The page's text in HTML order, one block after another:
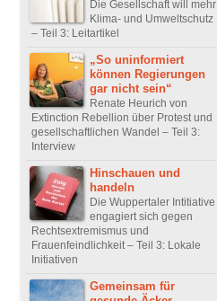
Die Gesellschaft will mehr
Klima- und Umweltschutz
– Teil 3: Leitartikel
„So uninformiert
können Regierungen
gar nicht sein“
Renate Heurich von
Extinction Rebellion über Protest und
gesellschaftlichen Wandel – Teil 3:
Interview
Hinschauen und
handeln
Die Wuppertaler Intitiative
engagiert sich gegen
Rechtsextremismus und
Frauenfeindlichkeit – Teil 3: Lokale
Initiativen
Gemeinsam für